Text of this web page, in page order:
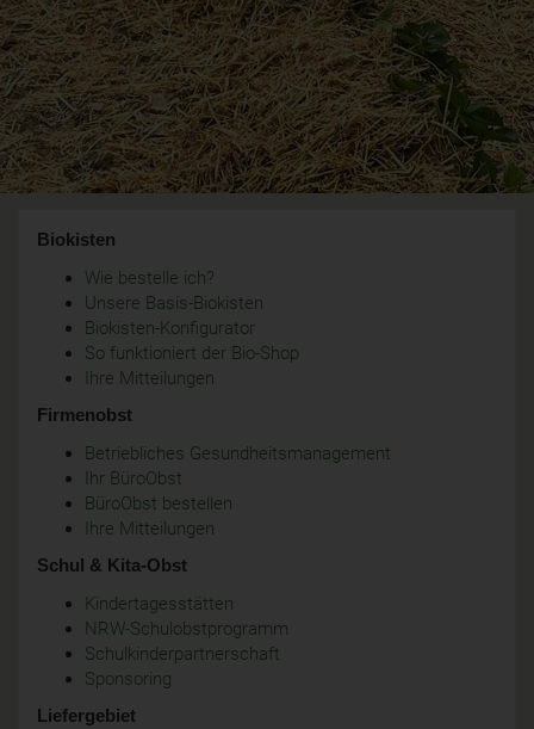
Biokisten
Wie bestelle ich?
Unsere Basis-Biokisten
Biokisten-Konfigurator
So funktioniert der Bio-Shop
Ihre Mitteilungen
Firmenobst
Betriebliches Gesundheitsmanagement
Ihr BüroObst
BüroObst bestellen
Ihre Mitteilungen
Schul & Kita-Obst
Kindertagesstätten
NRW-Schulobstprogramm
Schulkinderpartnerschaft
Sponsoring
Liefergebiet